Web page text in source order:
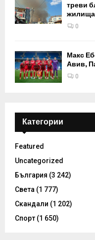
треви
жилища
0
Макс
Авив,
0
Категории
Featured
Uncategorized
България (3 242)
Света (1 777)
Скандали (1 202)
Спорт (1 650)